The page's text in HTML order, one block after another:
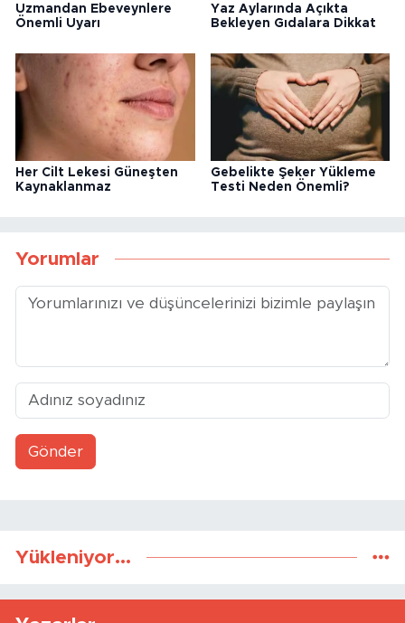
Uzmandan Ebeveynlere
Önemli Uyarı
Yaz Aylarında Açıkta
Bekleyen Gıdalara Dikkat
Her Cilt Lekesi Güneşten
Kaynaklanmaz
Gebelikte Şeker Yükleme
Testi Neden Önemli?
Yorumlar
Gönder
Yükleniyor...